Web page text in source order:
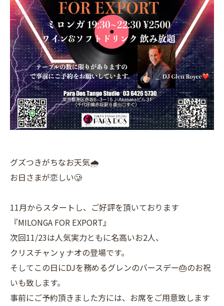
グズつきがちなお天気🌧️
お日さまが恋しい🥲
11月からスタートし、ご好評を頂いております
『MILONGA FOR EXPORT』
次回11/23は人気実力ともに名高いお2人、
クリスチャン y ナオの登場です。
そしてこの日にDJを務めるグレンのバースデー🎂のお祝
いも致します。
事前にご予約頂きました方には、お席をご用意致します